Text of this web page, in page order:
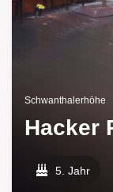
Schwanthalerhöhe
Hacker
5. Jahr